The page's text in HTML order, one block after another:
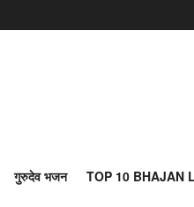
गुरुदेव भजन TOP 10 BHAJAN